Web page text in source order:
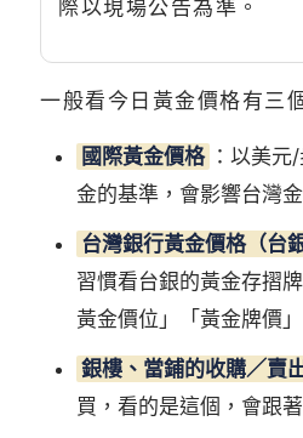
際以現場公告為準。
一般看今日黃金價格有三
國際黃金價格 ：以美
金的基準，會影響台灣金
台灣銀行黃金價格（台
習慣看台銀的黃金存摺
黃金價位」「黃金牌價
銀樓、當鋪的收購／賣
買，看的是這個，會跟